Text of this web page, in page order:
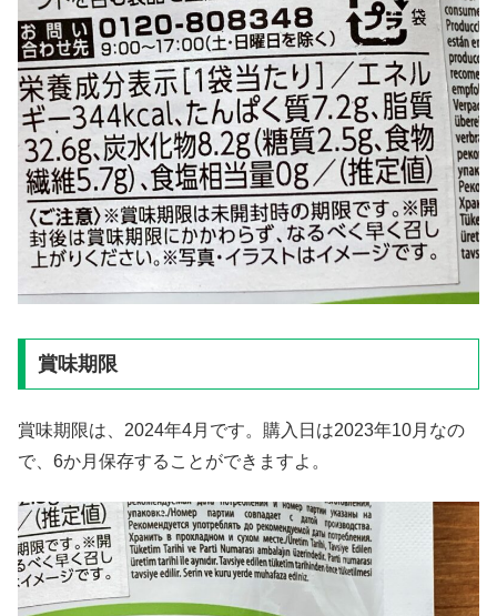
賞味期限
賞味期限は、2024年4月です。購入日は2023年10月なの
で、6か月保存することができますよ。